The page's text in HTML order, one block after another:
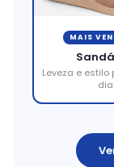
MAIS
Leveza e estilo
dia